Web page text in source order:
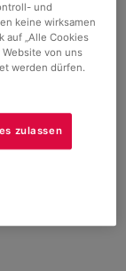
und
keine wirksamen
auf „Alle Cookies
Website von uns
werden dürfen.
zulassen